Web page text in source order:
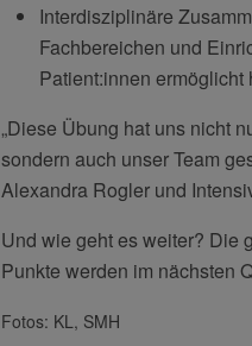
Interdisziplinäre
Fachbereichen und
Patient:innen ermöglicht
„Diese Übung hat uns nicht
sondern auch unser Team
Alexandra Rogler und
Und wie geht es weiter? Die
Punkte werden im nächsten
Fotos: KL, SMH